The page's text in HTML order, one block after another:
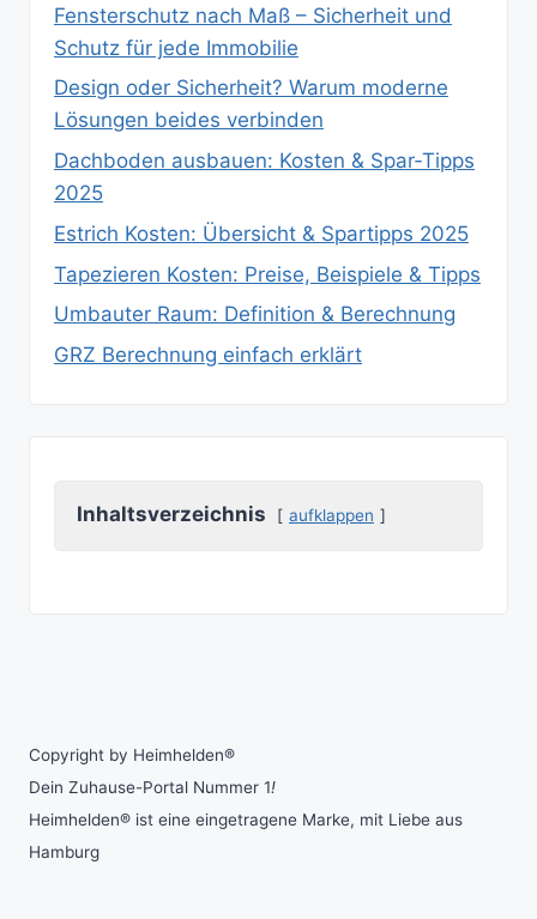
Fensterschutz nach Maß – Sicherheit und
Schutz für jede Immobilie
Design oder Sicherheit? Warum moderne
Lösungen beides verbinden
Dachboden ausbauen: Kosten & Spar‑Tipps
2025
Estrich Kosten: Übersicht & Spartipps 2025
Tapezieren Kosten: Preise, Beispiele & Tipps
Umbauter Raum: Definition & Berechnung
GRZ Berechnung einfach erklärt
Inhaltsverzeichnis aufklappen
Copyright by Heimhelden®
Dein Zuhause-Portal Nummer 1!
Heimhelden® ist eine eingetragene Marke, mit Liebe aus
Hamburg